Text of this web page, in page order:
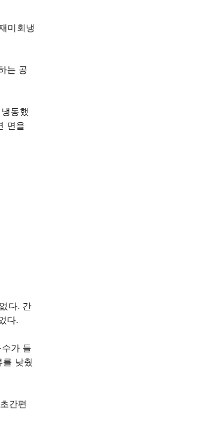
미회냉
는 공
동했
면을
다. 간
다.
가 들
낮췄
간편